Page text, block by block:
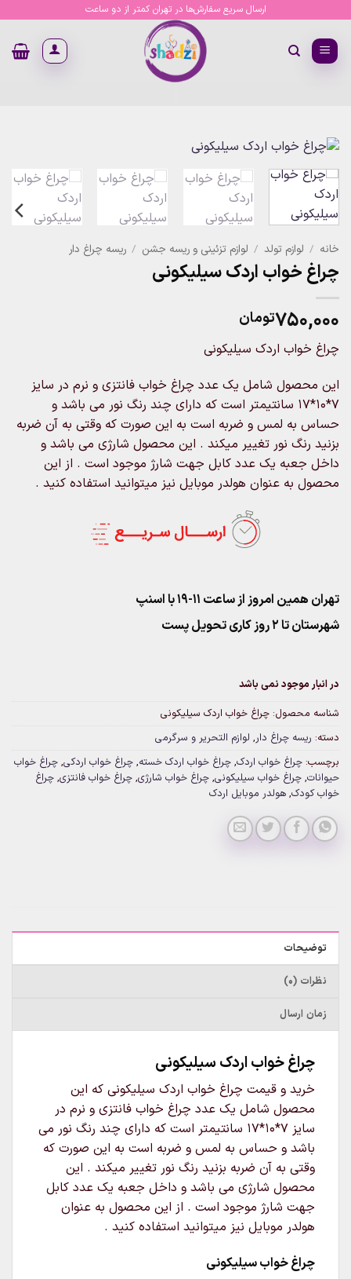
content
ارسال سریع سفارش‌ها در تهران کمتر از دو ساعت
خانه / لوازم تولد / لوازم تزئینی و ریسه جشن / ریسه چراغ دار
چراغ خواب اردک سیلیکونی
۷۵۰,۰۰۰تومان
چراغ خواب اردک سیلیکونی
این محصول شامل یک عدد چراغ خواب فانتزی و نرم در سایز
7*10*17 سانتیمتر است که دارای چند رنگ نور می باشد و
حساس به لمس و ضربه است به این صورت که وقتی به آن ضربه
بزنید رنگ نور تغییر میکند . این محصول شارژی می باشد و
داخل جعبه یک عدد کابل جهت شارژ موجود است . از این
محصول به عنوان هولدر موبایل نیز میتوانید استفاده کنید .
تهران همین امروز از ساعت ۱۱-۱۹ با اسنپ
شهرستان تا 2 روز کاری تحویل پست
در انبار موجود نمی باشد
شناسه محصول: چراغ خواب اردک سیلیکونی
دسته: ریسه چراغ دار, لوازم التحریر و سرگرمی
برچسب: چراغ خواب اردک, چراغ خواب اردک خسته, چراغ خواب اردکی, چراغ خواب
حیوانات, چراغ خواب سیلیکونی, چراغ خواب شارژی, چراغ خواب فانتزی, چراغ
خواب کودک, هولدر موبایل اردک
توضیحات
نظرات (0)
زمان ارسال
چراغ خواب اردک سیلیکونی
خرید و قیمت چراغ خواب اردک سیلیکونی که این
محصول شامل یک عدد چراغ خواب فانتزی و نرم در
سایز 7*10*17 سانتیمتر است که دارای چند رنگ نور می
باشد و حساس به لمس و ضربه است به این صورت که
وقتی به آن ضربه بزنید رنگ نور تغییر میکند . این
محصول شارژی می باشد و داخل جعبه یک عدد کابل
جهت شارژ موجود است . از این محصول به عنوان
هولدر موبایل نیز میتوانید استفاده کنید .
چراغ خواب سیلیکونی